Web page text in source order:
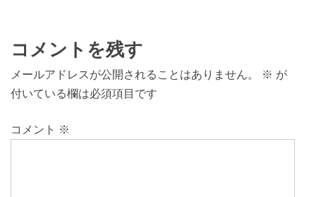
コメントを残す
メールアドレスが公開されることはありません。 ※ が
付いている欄は必須項目です
コメント ※